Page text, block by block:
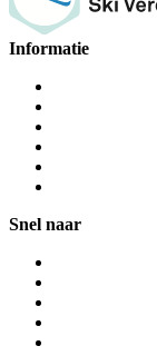
Informatie
Snel naar